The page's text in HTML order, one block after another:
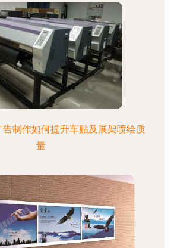
制作如何提升车贴及展架喷绘质
量